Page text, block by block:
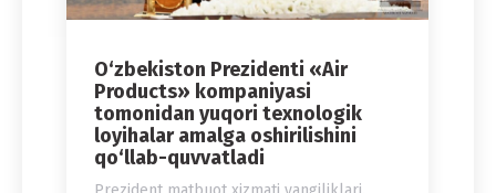
O‘zbekiston Prezidenti «Air
Products» kompaniyasi
tomonidan yuqori texnologik
loyihalar amalga oshirilishini
qo‘llab-quvvatladi